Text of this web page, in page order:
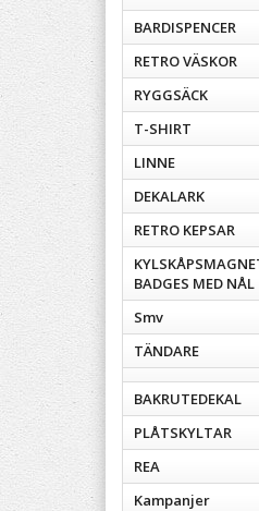
BARDISPENCER
RETRO VÄSKOR
RYGGSÄCK
T-SHIRT
LINNE
DEKALARK
RETRO KEPSAR
BADGES MED NÅL
Smv
TÄNDARE
BAKRUTEDEKAL
PLÅTSKYLTAR
REA
Kampanjer